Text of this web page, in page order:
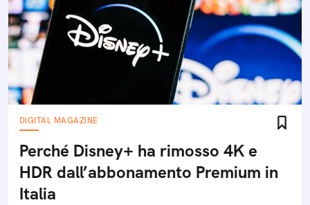
DIGITAL MAGAZINE
Perché Disney+ ha rimosso 4K e
HDR dall’abbonamento Premium in
Italia